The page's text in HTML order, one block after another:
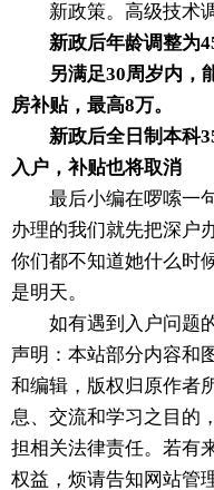
新政策。高级技术调
新政后年龄调整为
另满足30周岁内，
房补贴，最高8万。
新政后全日制本科
入户，补贴也将取消
最后小编在啰嗦一句
办理的我们就先把深户
你们都不知道她什么时
是明天。
如有遇到入户问题的
声明：本站部分内容和
和编辑，版权归原作者
息、交流和学习之目的
担相关法律责任。若有
权益，烦请告知网站管